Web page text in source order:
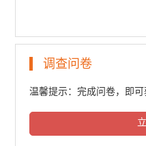
调查问卷
温馨提示：完成问卷，即